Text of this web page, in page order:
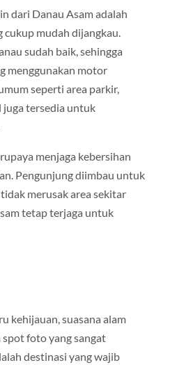
dari Danau Asam adalah
cukup mudah dijangkau.
sudah baik, sehingga
menggunakan motor
seperti area parkir,
juga tersedia untuk
menjaga kebersihan
Pengunjung diimbau untuk
merusak area sekitar
tetap terjaga untuk
kehijauan, suasana alam
foto yang sangat
destinasi yang wajib